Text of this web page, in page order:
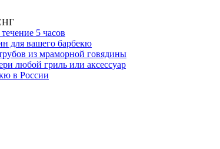
5 часов
для вашего барбекю
из мраморной говядины
любой гриль или аксессуар
в России